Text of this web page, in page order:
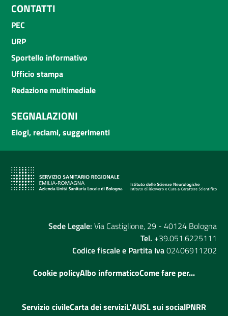
CONTATTI
PEC
URP
Sportello informativo
Ufficio stampa
Redazione multimediale
SEGNALAZIONI
Elogi, reclami, suggerimenti
Sede Legale: Via Castiglione, 29 - 40124 Bologna
Tel. +39.051.6225111
Codice fiscale e Partita Iva02406911202
Cookie policyAlbo informaticoCome fare per...
Servizio civileCarta dei serviziL'AUSL sui socialPNRR